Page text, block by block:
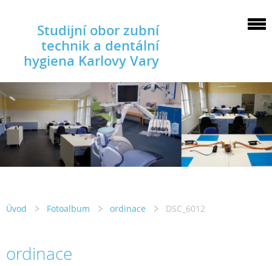
Studijní obor zubní
technik a dentální
hygiena Karlovy Vary
Úvod Fotoalbum ordinace DSC_6012
ordinace